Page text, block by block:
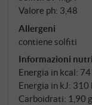
Valore ph: 3,48
Allergeni
contiene solfiti
Informazioni
Energia in kcal:
Energia in kJ: 310
Carboidrati: 1,90 g